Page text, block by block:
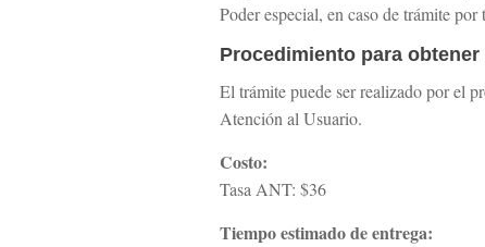
Poder especial, en caso de trámite por
Procedimiento para
El trámite puede ser realizado por el
Atención al Usuario.
Costo:
Tasa ANT: $36
Tiempo estimado de entrega: